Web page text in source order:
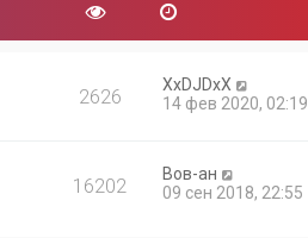
2626
XxDJDxX
14 фев 2020, 02:19
16202
Вов-ан
09 сен 2018, 22:55